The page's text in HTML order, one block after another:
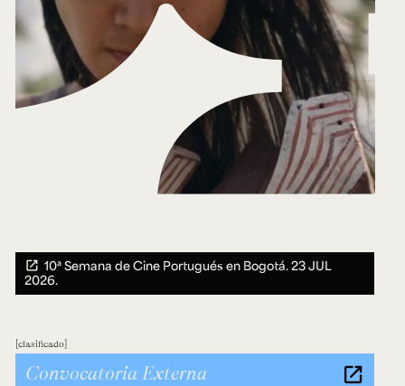
10ª Semana de Cine Portugués en Bogotá.23 JUL
2026.
clasificado
Convocatoria Externa